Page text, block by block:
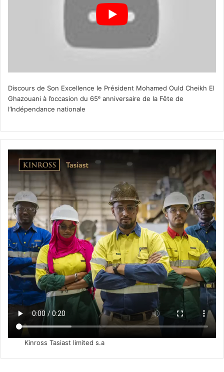
Discours de Son Excellence le Président Mohamed Ould Cheikh El
Ghazouani à l’occasion du 65ᵉ anniversaire de la Fête de
l’Indépendance nationale
Kinross Tasiast limited s.a